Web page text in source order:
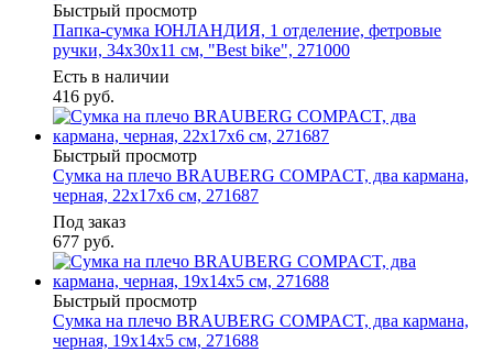
Быстрый просмотр
Папка-сумка ЮНЛАНДИЯ, 1 отделение, фетровые
ручки, 34х30х11 см, "Best bike", 271000
Есть в наличии
416 руб.
Быстрый просмотр
Сумка на плечо BRAUBERG COMPACT, два кармана,
черная, 22х17х6 см, 271687
Под заказ
677 руб.
Быстрый просмотр
Сумка на плечо BRAUBERG COMPACT, два кармана,
черная, 19х14х5 см, 271688